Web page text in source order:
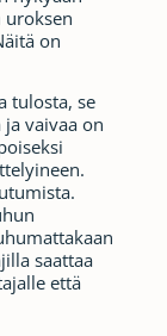
uroksen
on
tulosta, se
vaivaa on
saattaa
että